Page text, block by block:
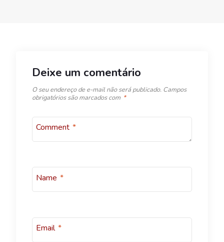
Deixe um comentário
O seu endereço de e-mail não será publicado. Campos
obrigatórios são marcados com *
Comment *
Name *
Email *